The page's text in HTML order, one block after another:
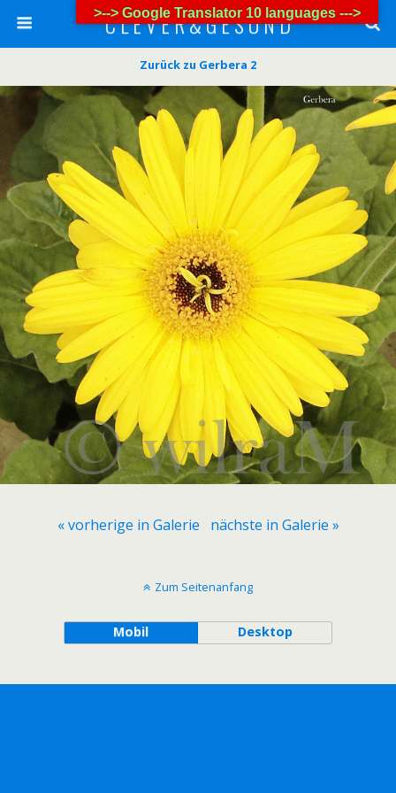
C L E V E R & G E S U N D
Zurück zu Gerbera 2
« vorherige in Galerie nächste in Galerie »
Zum Seitenanfang
Mobil Desktop
>--> Google Translator 10 languages --->